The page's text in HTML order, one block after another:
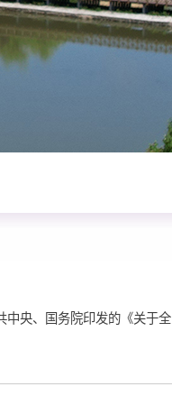
中央、国务院印发的《关于全